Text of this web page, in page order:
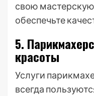
свою
обеспечьте
5.
красоты
Услуги
всегда